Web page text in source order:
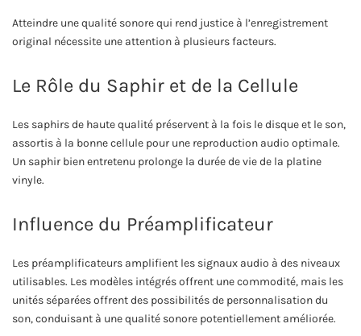
Atteindre une qualité sonore qui rend justice à l’enregistrement
original nécessite une attention à plusieurs facteurs.
Le Rôle du Saphir et de la Cellule
Les saphirs de haute qualité préservent à la fois le disque et le son,
assortis à la bonne cellule pour une reproduction audio optimale.
Un saphir bien entretenu prolonge la durée de vie de la platine
vinyle.
Influence du Préamplificateur
Les préamplificateurs amplifient les signaux audio à des niveaux
utilisables. Les modèles intégrés offrent une commodité, mais les
unités séparées offrent des possibilités de personnalisation du
son, conduisant à une qualité sonore potentiellement améliorée.